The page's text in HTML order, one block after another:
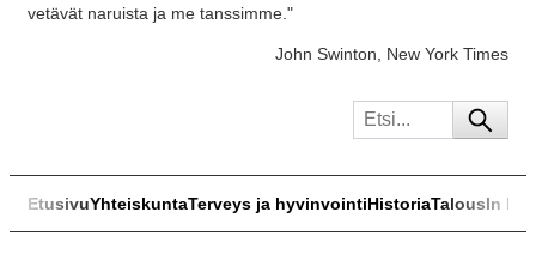
vetävät naruista ja me tanssimme."
John Swinton, New York Times
EtusivuYhteiskuntaTerveys ja hyvinvointiHistoriaTalousIn